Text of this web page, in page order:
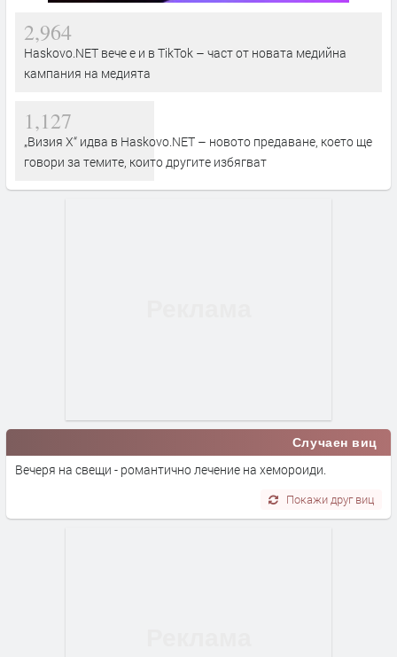
2,964
Haskovo.NET вече е и в TikTok – част от новата медийна
кампания на медията
1,127
„Визия Х“ идва в Haskovo.NET – новото предаване, което ще
говори за темите, които другите избягват
Случаен виц
Вечеря на свещи - романтично лечение на хемороиди.
Покажи друг виц